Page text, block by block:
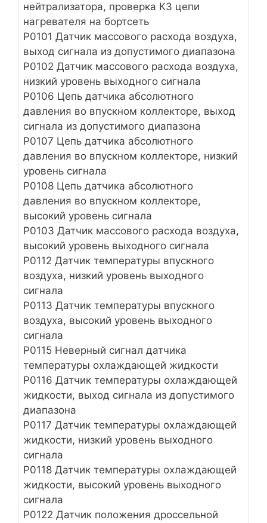
нейтрализатора, проверка КЗ цепи
нагревателя на бортсеть
Р0101 Датчик массового расхода воздуха,
выход сигнала из допустимого диапазона
Р0102 Датчик массового расхода воздуха,
низкий уровень выходного сигнала
Р0106 Цепь датчика абсолютного
давления во впускном коллекторе, выход
сигнала из допустимого диапазона
Р0107 Цепь датчика абсолютного
давления во впускном коллекторе, низкий
уровень сигнала
Р0108 Цепь датчика абсолютного
давления во впускном коллекторе,
высокий уровень сигнала
Р0103 Датчик массового расхода воздуха,
высокий уровень выходного сигнала
Р0112 Датчик температуры впускного
воздуха, низкий уровень выходного
сигнала
Р0113 Датчик температуры впускного
воздуха, высокий уровень выходного
сигнала
Р0115 Неверный сигнал датчика
температуры охлаждающей жидкости
Р0116 Датчик температуры охлаждающей
жидкости, выход сигнала из допустимого
диапазона
Р0117 Датчик температуры охлаждающей
жидкости, низкий уровень выходного
сигнала
Р0118 Датчик температуры охлаждающей
жидкости, высокий уровень выходного
сигнала
Р0122 Датчик положения дроссельной